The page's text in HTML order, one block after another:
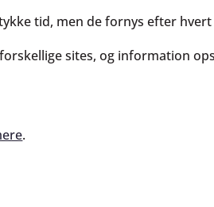
tid, men de fornys efter
sites, og information
.